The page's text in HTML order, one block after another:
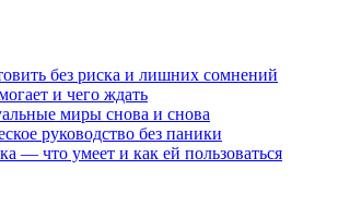
без риска и лишних сомнений
и чего ждать
миры снова и снова
руководство без паники
— что умеет и как ей пользоваться